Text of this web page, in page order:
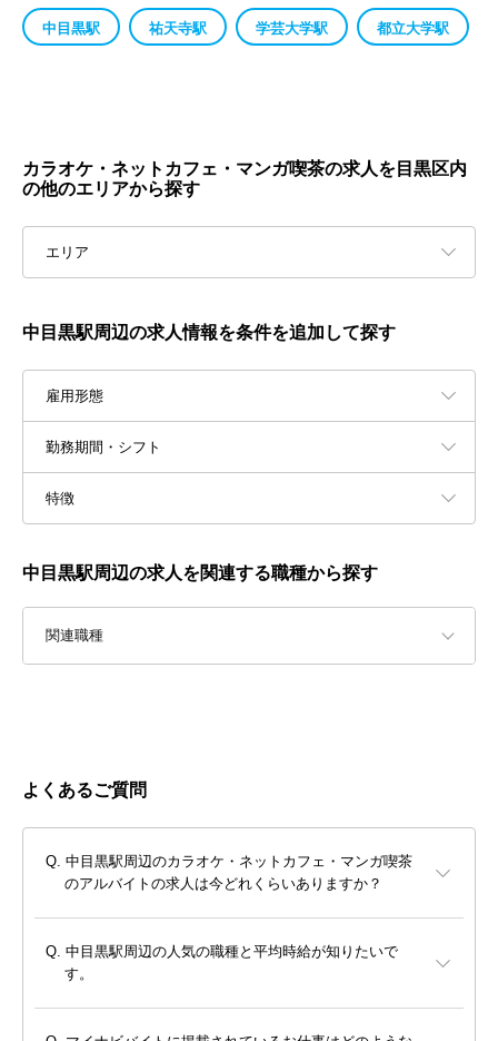
中目黒駅 祐天寺駅 学芸大学駅 都立大学駅
カラオケ・ネットカフェ・マンガ喫茶の求人を目黒区内
の他のエリアから探す
エリア
中目黒駅周辺の求人情報を条件を追加して探す
雇用形態
勤務期間・シフト
特徴
中目黒駅周辺の求人を関連する職種から探す
関連職種
よくあるご質問
中目黒駅周辺のカラオケ・ネットカフェ・マンガ喫茶
のアルバイトの求人は今どれくらいありますか？
中目黒駅周辺の人気の職種と平均時給が知りたいで
す。